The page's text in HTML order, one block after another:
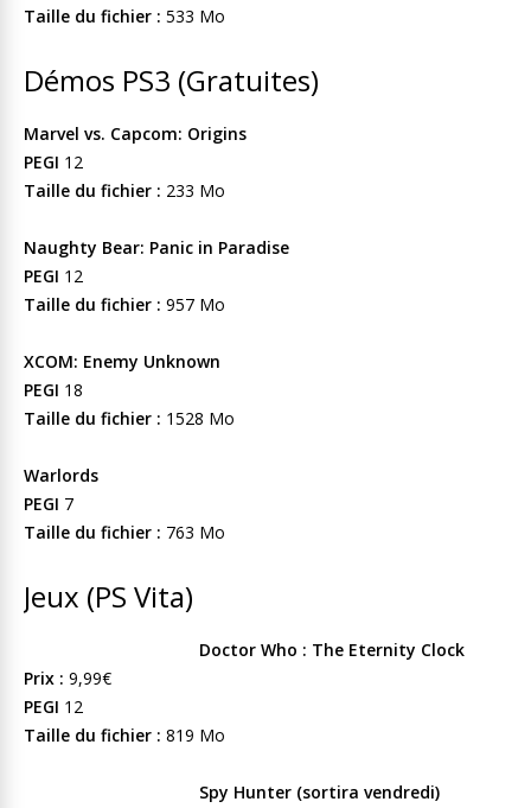
Taille du fichier : 533 Mo
Démos PS3 (Gratuites)
Marvel vs. Capcom: Origins
PEGI 12
Taille du fichier : 233 Mo
Naughty Bear: Panic in Paradise
PEGI 12
Taille du fichier : 957 Mo
XCOM: Enemy Unknown
PEGI 18
Taille du fichier : 1528 Mo
Warlords
PEGI 7
Taille du fichier : 763 Mo
Jeux (PS Vita)
Doctor Who : The Eternity Clock
Prix : 9,99€
PEGI 12
Taille du fichier : 819 Mo
Spy Hunter (sortira vendredi)